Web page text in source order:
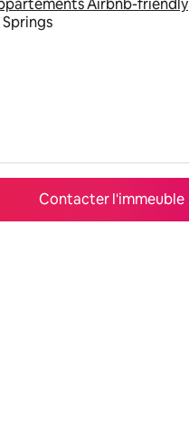
Contacter l'immeuble
Airbnb-friendly